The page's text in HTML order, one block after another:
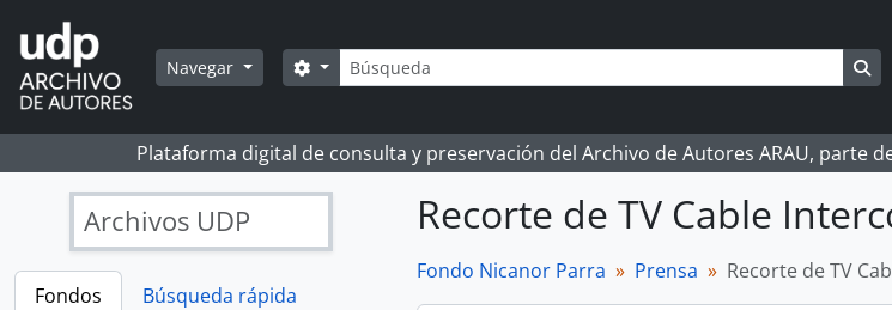
Skip to main content
Navegar Búsqueda
Search options
Plataforma digital de consulta y preservación del Archivo de Autores ARAU, parte
Archivos UDP
Fondos
Búsqueda rápida
Recorte de TV Cable
Fondo Nicanor Parra Prensa Recorte de TV